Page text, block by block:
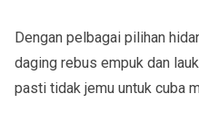
Dengan pelbagai pilihan
daging rebus empuk dan
pasti tidak jemu untuk cuba